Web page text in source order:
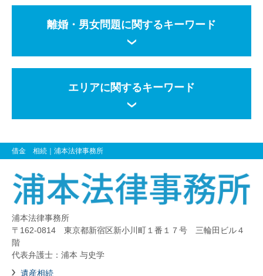
離婚・男女問題に関するキーワード
エリアに関するキーワード
借金 相続 ｜浦本法律事務所
浦本法律事務所
〒162-0814 東京都新宿区新小川町１番１７号 三輪田ビル４
階
代表弁護士：浦本 与史学
遺産相続